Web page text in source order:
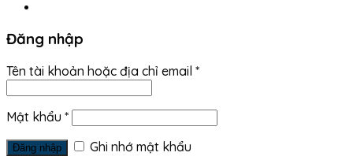
Đăng nhập
Tên tài khoản hoặc địa chỉ email *
Mật khẩu *
Đăng nhập
Ghi nhớ mật khẩu